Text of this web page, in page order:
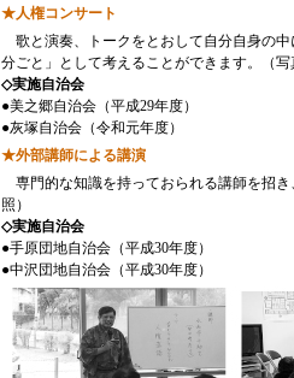
★人権コンサート
歌と演奏、トークをとおして自分自身の
分ごと」として考えることができます。（
◇実施自治会
●美之郷自治会（平成29年度）
●灰塚自治会（令和元年度）
★外部講師による講演
専門的な知識を持っておられる講師を招
照）
◇実施自治会
●手原団地自治会（平成30年度）
●中沢団地自治会（平成30年度）